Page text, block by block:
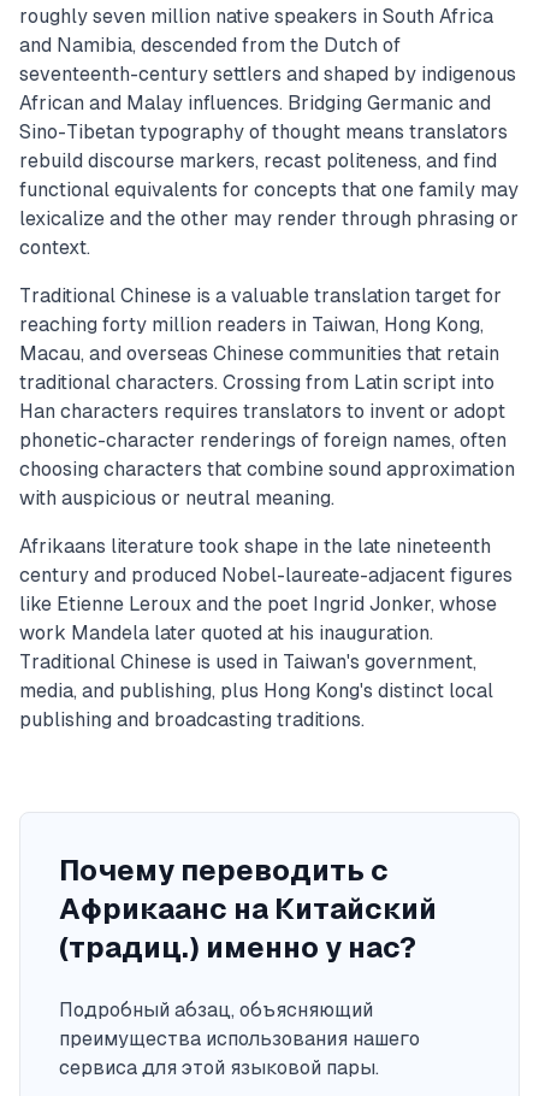
roughly seven million native speakers in South Africa
and Namibia, descended from the Dutch of
seventeenth-century settlers and shaped by indigenous
African and Malay influences. Bridging Germanic and
Sino-Tibetan typography of thought means translators
rebuild discourse markers, recast politeness, and find
functional equivalents for concepts that one family may
lexicalize and the other may render through phrasing or
context.
Traditional Chinese is a valuable translation target for
reaching forty million readers in Taiwan, Hong Kong,
Macau, and overseas Chinese communities that retain
traditional characters. Crossing from Latin script into
Han characters requires translators to invent or adopt
phonetic-character renderings of foreign names, often
choosing characters that combine sound approximation
with auspicious or neutral meaning.
Afrikaans literature took shape in the late nineteenth
century and produced Nobel-laureate-adjacent figures
like Etienne Leroux and the poet Ingrid Jonker, whose
work Mandela later quoted at his inauguration.
Traditional Chinese is used in Taiwan's government,
media, and publishing, plus Hong Kong's distinct local
publishing and broadcasting traditions.
Почему переводить с
Африкаанс на Китайский
(традиц.) именно у нас?
Подробный абзац, объясняющий
преимущества использования нашего
сервиса для этой языковой пары.